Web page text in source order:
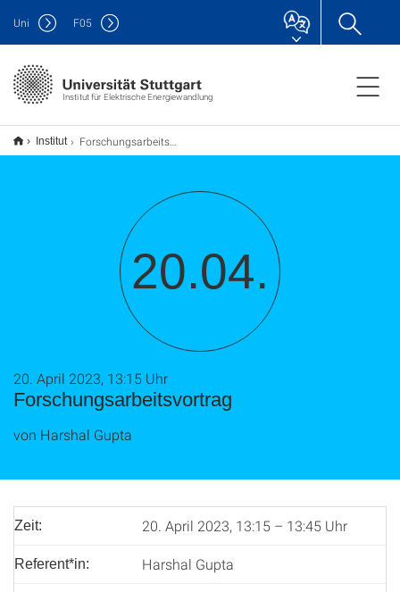
Institut für Elektrische Energiewandlung
Uni F05
Institut Forschungsarbeitsvortrag
20.04.
Forschungsarbeitsvortrag
20. April 2023, 13:15 Uhr
von Harshal Gupta
Zeit: 20. April 2023, 13:15 – 13:45 Uhr
Referent*in: Harshal Gupta